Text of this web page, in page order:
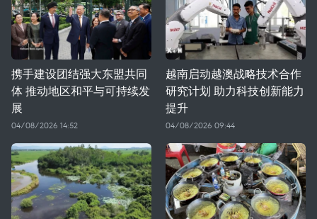
携手建设团结强大东盟共同
体 推动地区和平与可持续发
展
04/08/2026 14:52
越南启动越澳战略技术合作
研究计划 助力科技创新能力
提升
04/08/2026 09:44